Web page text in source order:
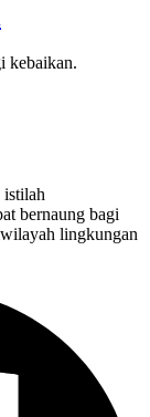
kebaikan.
istilah
bernaung bagi
lingkungan